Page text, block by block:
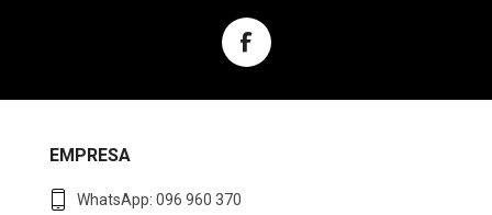
EMPRESA
WhatsApp: 096 960 370